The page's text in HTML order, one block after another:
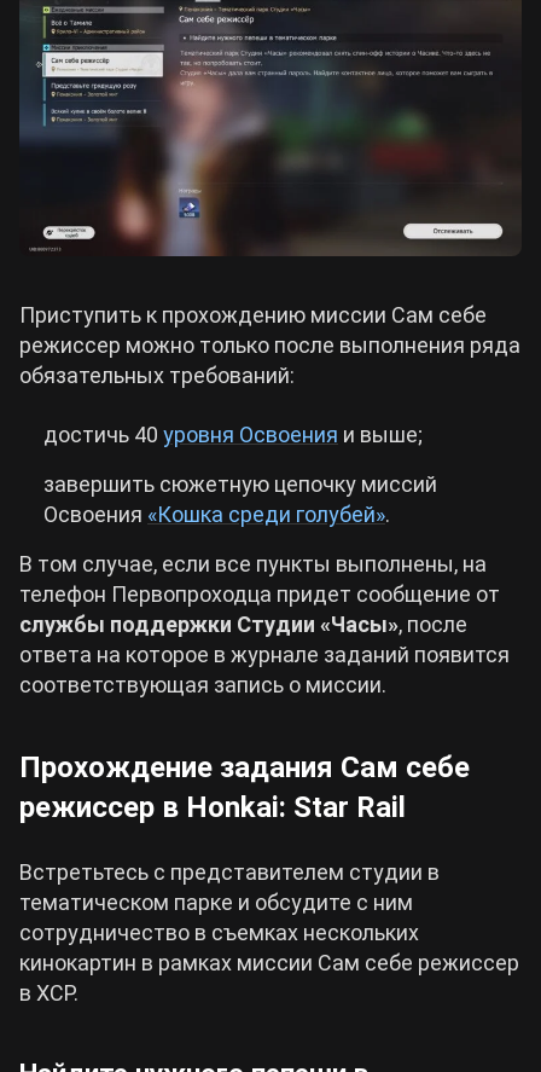
Приступить к прохождению миссии Сам себе
режиссер можно только после выполнения ряда
обязательных требований:
достичь 40 уровня Освоения и выше;
завершить сюжетную цепочку миссий
Освоения «Кошка среди голубей».
В том случае, если все пункты выполнены, на
телефон Первопроходца придет сообщение от
службы поддержки Студии «Часы», после
ответа на которое в журнале заданий появится
соответствующая запись о миссии.
Прохождение задания Сам себе
режиссер в Honkai: Star Rail
Встретьтесь с представителем студии в
тематическом парке и обсудите с ним
сотрудничество в съемках нескольких
кинокартин в рамках миссии Сам себе режиссер
в ХСР.